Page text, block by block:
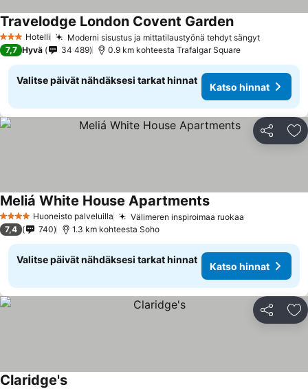
3 Tähtiluokitus
Hotelli Moderni sisustus ja mittatilaustyönä tehdyt sängyt
Travelodge London Covent Garden
7,7 Hyvä 34 489 0.9 km kohteesta Trafalgar Square
Valitse päivät nähdäksesi tarkat hinnat
Katso hinnat
Jaa
4 TähtiluokitusHuoneisto palveluilla Välimeren inspiroimaa ruokaa
Meliá White House Apartments
7,4 740 1.3 km kohteesta Soho
Valitse päivät nähdäksesi tarkat hinnat
Katso hinnat
Jaa
Claridge's